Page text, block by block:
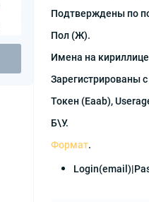
Подтверждены по
Пол (Ж).
Имена на
Зарегистрированы
Токен (Eaab),
Б\У.
Формат.